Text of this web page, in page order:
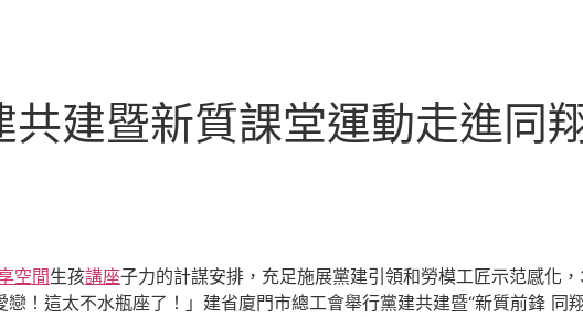
建暨新質課堂運動走進同
空間生孩講座子力的計謀安排，充足施展黨建引領和勞模工匠示范感化
戀！這太不水瓶座了！」建省廈門市總工會舉行黨建共建暨“新質前鋒 同